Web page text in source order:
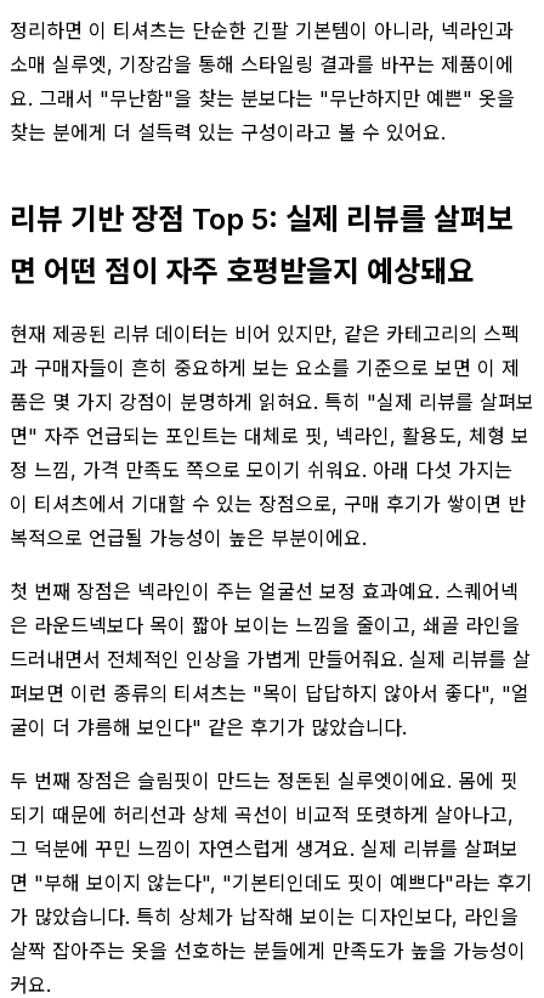
정리하면 이 티셔츠는 단순한 긴팔 기본템이 아니라, 넥라인과
소매 실루엣, 기장감을 통해 스타일링 결과를 바꾸는 제품이에
요. 그래서 "무난함"을 찾는 분보다는 "무난하지만 예쁜" 옷을
찾는 분에게 더 설득력 있는 구성이라고 볼 수 있어요.
리뷰 기반 장점 Top 5: 실제 리뷰를 살펴보
면 어떤 점이 자주 호평받을지 예상돼요
현재 제공된 리뷰 데이터는 비어 있지만, 같은 카테고리의 스펙
과 구매자들이 흔히 중요하게 보는 요소를 기준으로 보면 이 제
품은 몇 가지 강점이 분명하게 읽혀요. 특히 "실제 리뷰를 살펴보
면" 자주 언급되는 포인트는 대체로 핏, 넥라인, 활용도, 체형 보
정 느낌, 가격 만족도 쪽으로 모이기 쉬워요. 아래 다섯 가지는
이 티셔츠에서 기대할 수 있는 장점으로, 구매 후기가 쌓이면 반
복적으로 언급될 가능성이 높은 부분이에요.
첫 번째 장점은 넥라인이 주는 얼굴선 보정 효과예요. 스퀘어넥
은 라운드넥보다 목이 짧아 보이는 느낌을 줄이고, 쇄골 라인을
드러내면서 전체적인 인상을 가볍게 만들어줘요. 실제 리뷰를 살
펴보면 이런 종류의 티셔츠는 "목이 답답하지 않아서 좋다", "얼
굴이 더 갸름해 보인다" 같은 후기가 많았습니다.
두 번째 장점은 슬림핏이 만드는 정돈된 실루엣이에요. 몸에 핏
되기 때문에 허리선과 상체 곡선이 비교적 또렷하게 살아나고,
그 덕분에 꾸민 느낌이 자연스럽게 생겨요. 실제 리뷰를 살펴보
면 "부해 보이지 않는다", "기본티인데도 핏이 예쁘다"라는 후기
가 많았습니다. 특히 상체가 납작해 보이는 디자인보다, 라인을
살짝 잡아주는 옷을 선호하는 분들에게 만족도가 높을 가능성이
커요.